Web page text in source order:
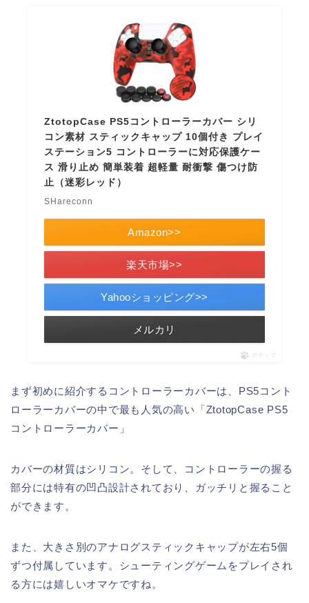
ZtotopCase PS5コントローラーカバー シリ
コン素材 スティックキャップ 10個付き プレイ
ステーション5 コントローラーに対応保護ケー
ス 滑り止め 簡単装着 超軽量 耐衝撃 傷つけ防
止（迷彩レッド）
SHareconn
Amazon>>
楽天市場>>
Yahooショッピング>>
メルカリ
ポチップ
まず初めに紹介するコントローラーカバーは、PS5コント
ローラーカバーの中で最も人気の高い「ZtotopCase PS5
コントローラーカバー」
カバーの材質はシリコン。そして、コントローラーの握る
部分には特有の凹凸設計されており、ガッチリと握ること
ができます。
また、大きさ別のアナログスティックキャップが左右5個
ずつ付属しています。シューティングゲームをプレイされ
る方には嬉しいオマケですね。